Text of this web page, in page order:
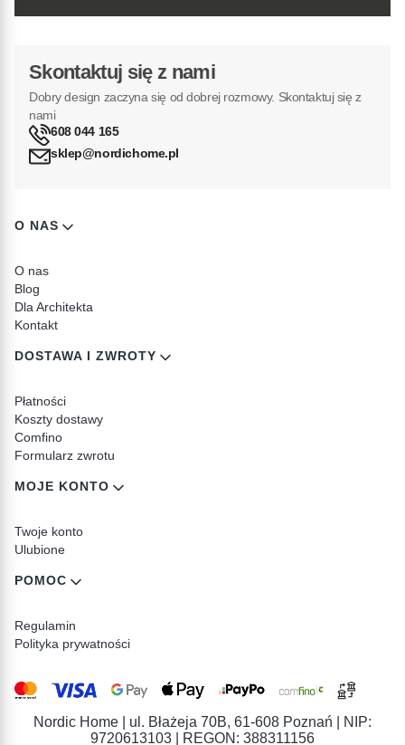
Skontaktuj się z nami
Dobry design zaczyna się od dobrej rozmowy. Skontaktuj się z
nami
608 044 165
sklep@nordichome.pl
Linki w stopce
O NAS
O nas
Blog
Dla Architekta
Kontakt
DOSTAWA I ZWROTY
Płatności
Koszty dostawy
Comfino
Formularz zwrotu
MOJE KONTO
Twoje konto
Ulubione
POMOC
Regulamin
Polityka prywatności
Nordic Home | ul. Błażeja 70B, 61-608 Poznań | NIP:
9720613103 | REGON: 388311156